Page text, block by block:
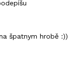
špatnym hrobě :))